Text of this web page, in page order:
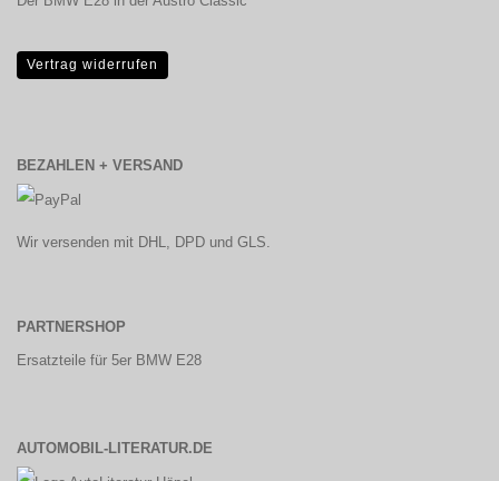
Vertrag widerrufen
BEZAHLEN + VERSAND
Wir versenden mit DHL, DPD und GLS.
PARTNERSHOP
Ersatzteile für 5er BMW E28
AUTOMOBIL-LITERATUR.DE